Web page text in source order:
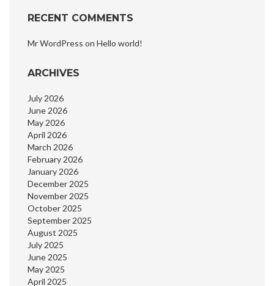
RECENT COMMENTS
Mr WordPress on Hello world!
ARCHIVES
July 2026
June 2026
May 2026
April 2026
March 2026
February 2026
January 2026
December 2025
November 2025
October 2025
September 2025
August 2025
July 2025
June 2025
May 2025
April 2025